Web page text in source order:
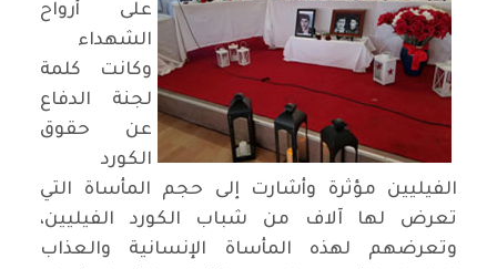
على أرواح
الشهداء
وكانت كلمة
لجنة الدفاع
عن حقوق
الكورد
الفيليين مؤثرة وأشارت إلى حجم المأساة التي
تعرض لها آلاف من شباب الكورد الفيليين،
وتعرضهم لهذه المأساة الإنسانية والعذاب